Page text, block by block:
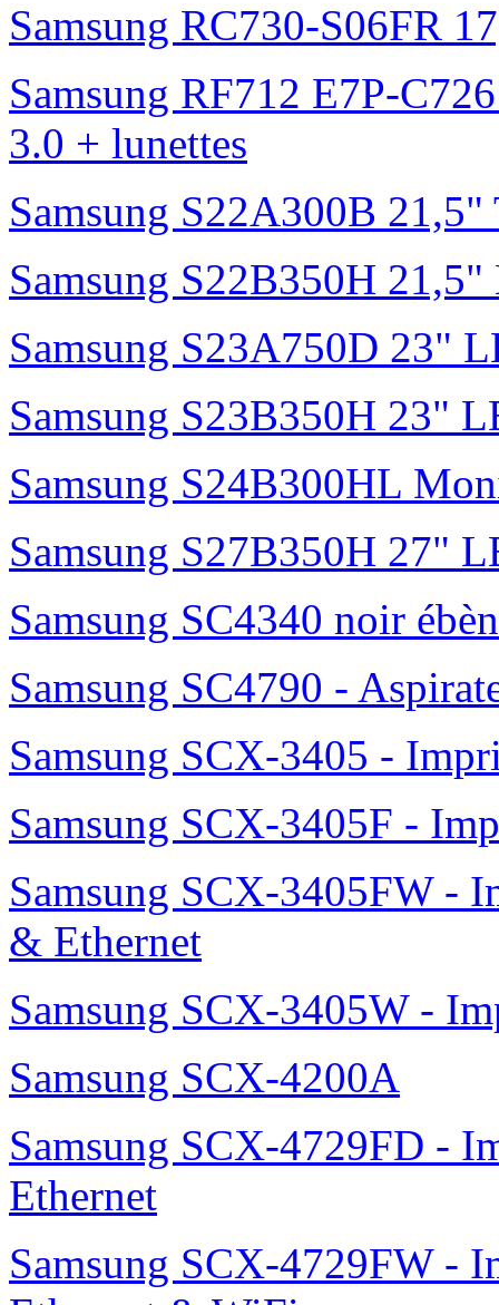
Samsung RC730-S06FR
Samsung RF712 E7P-
3.0 + lunettes
Samsung S22A300B 21,5"
Samsung S22B350H
Samsung S23A750D 23"
Samsung S23B350H 23"
Samsung S24B300HL
Samsung S27B350H 27"
Samsung SC4340 noir
Samsung SC4790 -
Samsung SCX-3405 -
Samsung SCX-3405F -
Samsung SCX-3405FW -
& Ethernet
Samsung SCX-3405W -
Samsung SCX-4200A
Samsung SCX-4729FD -
Ethernet
Samsung SCX-4729FW -